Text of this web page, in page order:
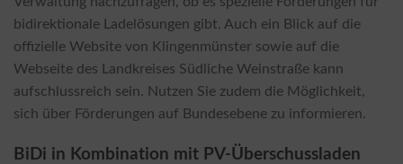
bidirektionale Ladelösungen gibt. Auch ein Blick auf die
offizielle Website von Klingenmünster sowie auf die
Webseite des Landkreises Südliche Weinstraße kann
aufschlussreich sein. Nutzen Sie zudem die Möglichkeit,
sich über Förderungen auf Bundesebene zu informieren.
BiDi in Kombination mit PV-Überschussladen